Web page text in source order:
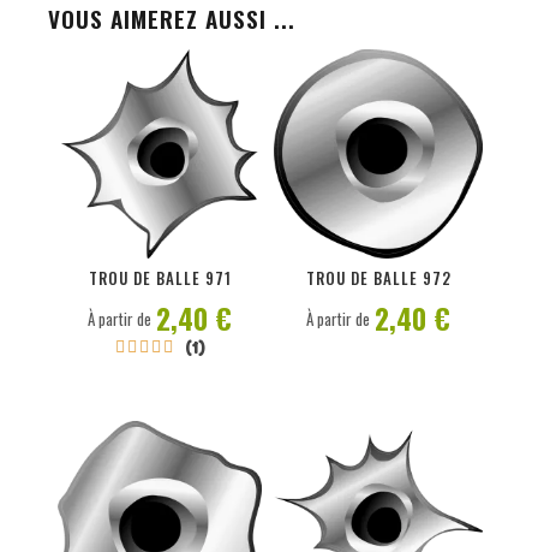
VOUS AIMEREZ AUSSI ...
TROU DE BALLE 971
     (1)
PERSONNALISER
À partir de 2,40 €
TROU DE BALLE 972
PERSONNALISER
À partir de 2,40 €